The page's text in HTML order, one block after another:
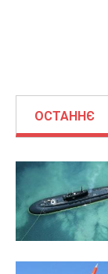
ОСТАННЄ